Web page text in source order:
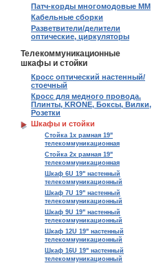
Патч-корды многомодовые MM
Кабельные сборки
Разветвители/делители
оптические, циркуляторы
Телекоммуникационные
шкафы и стойки
Кросс оптический настенный/
стоечный
Кросс для медного провода.
Плинты, KRONE, Боксы, Вилки,
Розетки
Шкафы и стойки
Стойка 1х рамная 19"
телекоммуникационная
Стойка 2х рамная 19"
телекоммуникационная
Шкаф 6U 19" настенный
телекоммуникационный
Шкаф 7U 19" настенный
телекоммуникационный
Шкаф 9U 19" настенный
телекоммуникационный
Шкаф 12U 19" настенный
телекоммуникационный
Шкаф 16U 19" настенный
телекоммуникационный